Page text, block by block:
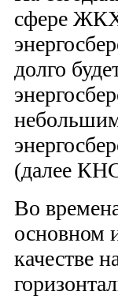
сфере ЖКХ
долго
(далее
Во
основном
качестве